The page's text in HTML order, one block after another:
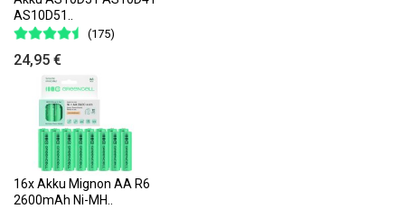
AS10D51..
(175)
24,95 €
16x Akku Mignon AA R6
2600mAh Ni-MH..